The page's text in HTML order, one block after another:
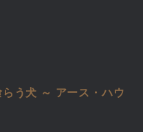
う犬 ～ アース・ハウ